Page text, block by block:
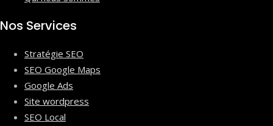
Nos Services
Stratégie SEO
SEO Google Maps
Google Ads
Site wordpress
SEO Local